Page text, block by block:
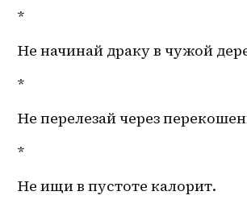
*
Не начинай драку в чужой
*
Не перелезай через
*
Не ищи в пустоте калорит.